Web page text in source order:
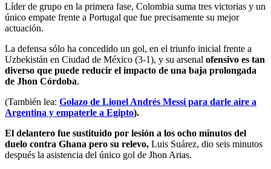
Líder de grupo en la primera fase, Colombia suma tres victorias y un
único empate frente a Portugal que fue precisamente su mejor
actuación.
La defensa sólo ha concedido un gol, en el triunfo inicial frente a
Uzbekistán en Ciudad de México (3-1), y su arsenal ofensivo es tan
diverso que puede reducir el impacto de una baja prolongada
de Jhon Córdoba.
(También lea: Golazo de Lionel Andrés Messi para darle aire a
Argentina y empaterle a Egipto).
El delantero fue sustituido por lesión a los ocho minutos del
duelo contra Ghana pero su relevo, Luis Suárez, dio seis minutos
después la asistencia del único gol de Jhon Arias.